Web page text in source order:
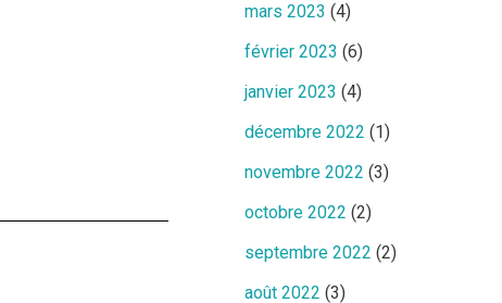
mars 2023 (4)
février 2023 (6)
janvier 2023 (4)
décembre 2022 (1)
novembre 2022 (3)
octobre 2022 (2)
septembre 2022 (2)
août 2022 (3)